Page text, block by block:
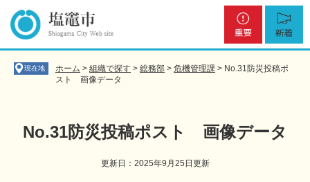
の
ー
現在地 ホーム > 組織で探す > 総務部 > 危機管理課 > No.31防災投稿ポ
スト 画像データ
No.31防災投稿ポスト 画像データ
更新日：2025年9月25日更新